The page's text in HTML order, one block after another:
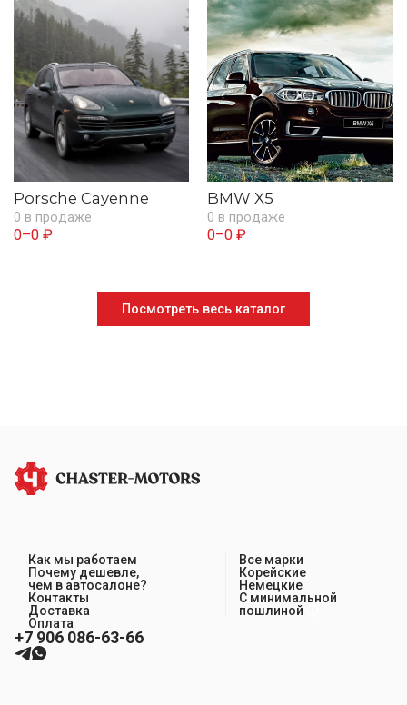
Porsche Cayenne
0 в продаже
0–0 ₽
BMW X5
0 в продаже
0–0 ₽
Посмотреть весь каталог
Как мы работаем
Почему дешевле,
чем в автосалоне?
Контакты
Доставка
Оплата
Все марки
Корейские
Немецкие
С минимальной
пошлиной
+7 906 086-63-66